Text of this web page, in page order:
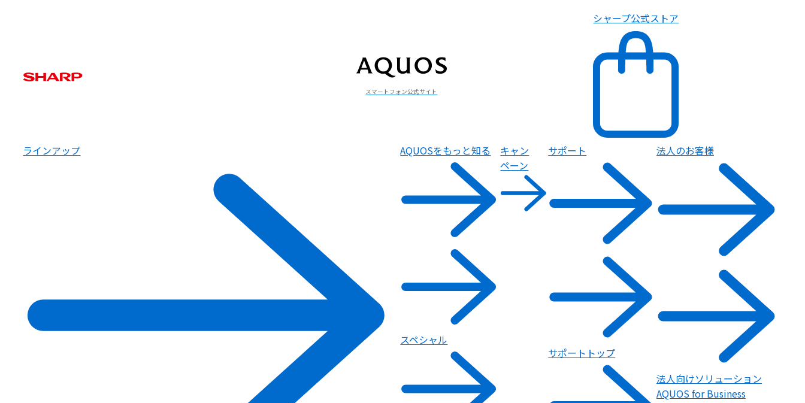
スマートフォン公式サイト
シャープ公式ストア
ラインアップ AQUOSをもっと知る
スペシャル
キャン
ペーン
サポート
サポートトップ
法人のお客様
法人向けソリューション
AQUOS for Business